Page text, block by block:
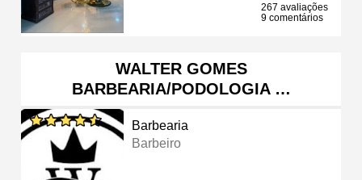
267 avaliações
9 comentários
WALTER GOMES
BARBEARIA/PODOLOGIA …
Barbearia
Barbeiro